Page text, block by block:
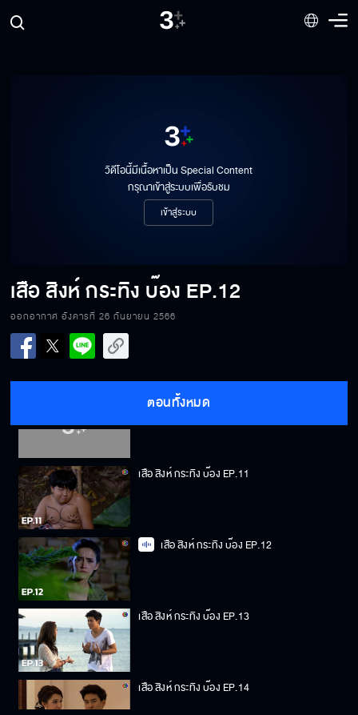
วิดีโอนี้มีเนื้อหาเป็น Special Content
กรุณาเข้าสู่ระบบเพื่อรับชม
เข้าสู่ระบบ
เสือ สิงห์ กระทิง บ๊อง EP.12
ออกอากาศ อังคารที่ 26 กันยายน 2566
ตอนทั้งหมด
เสือ สิงห์ กระทิง บ๊อง EP.7
เสือ สิงห์ กระทิง บ๊อง EP.8
เสือ สิงห์ กระทิง บ๊อง EP.10
เสือ สิงห์ กระทิง บ๊อง EP.11
เสือ สิงห์ กระทิง บ๊อง EP.12
เสือ สิงห์ กระทิง บ๊อง EP.13
เสือ สิงห์ กระทิง บ๊อง EP.14